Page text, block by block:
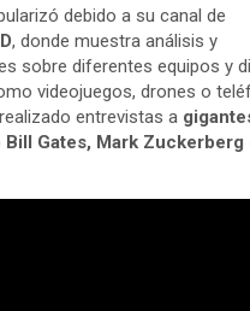
debido a su canal de
, donde muestra análisis y
sobre diferentes equipos y
videojuegos, drones o
entrevistas a
Gates, Mark Zuckerberg